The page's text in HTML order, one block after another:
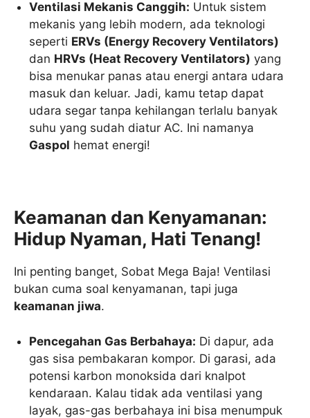
Ventilasi Mekanis Canggih: Untuk sistem
mekanis yang lebih modern, ada teknologi
seperti ERVs (Energy Recovery Ventilators)
dan HRVs (Heat Recovery Ventilators) yang
bisa menukar panas atau energi antara udara
masuk dan keluar. Jadi, kamu tetap dapat
udara segar tanpa kehilangan terlalu banyak
suhu yang sudah diatur AC. Ini namanya
Gaspol hemat energi!
Keamanan dan Kenyamanan:
Hidup Nyaman, Hati Tenang!
Ini penting banget, Sobat Mega Baja! Ventilasi
bukan cuma soal kenyamanan, tapi juga
keamanan jiwa.
Pencegahan Gas Berbahaya: Di dapur, ada
gas sisa pembakaran kompor. Di garasi, ada
potensi karbon monoksida dari knalpot
kendaraan. Kalau tidak ada ventilasi yang
layak, gas-gas berbahaya ini bisa menumpuk